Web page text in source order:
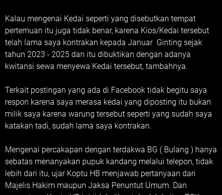
Kalau mengenai Kedai seperti yang disebutkan tempat
pertemuan itu juga tidak benar, karena Kios/Kedai tersebut
telah lama saya kontrakan kepada Januar Ginting sejak
tahun 2023 - 2025 dan itu dibuktikan dengan adanya
kwitansi sewa menyewa Kedai tersebut, tambahnya.
Terkait postingan yang ada di Facebook tidak begitu saya
respon karena saya merasa kedai yang diposting itu bukan
milik saya karena warung tersebut seperti yang sudah saya
katakan tadi, sudah lama saya kontrakan.
Mengenai percakapan dengan terdakwa BG ( Bulang ) hanya
sebatas menanyakan pupuk kandang melalui telepon, tidak
lebih dari itu, ujar Koptu HB menjawab pertanyaan dari
Majelis Hakim maupun Jaksa Penuntut Umum. Dan